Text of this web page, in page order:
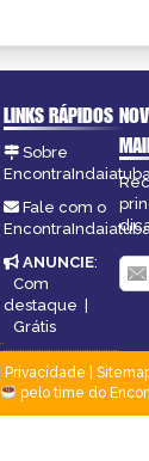
LINKS RÁPIDOS
Sobre
EncontraIndaiatuba
Fale com o
ANUNCIE:
Com
destaque |
Grátis
Privacidade
pelo time do